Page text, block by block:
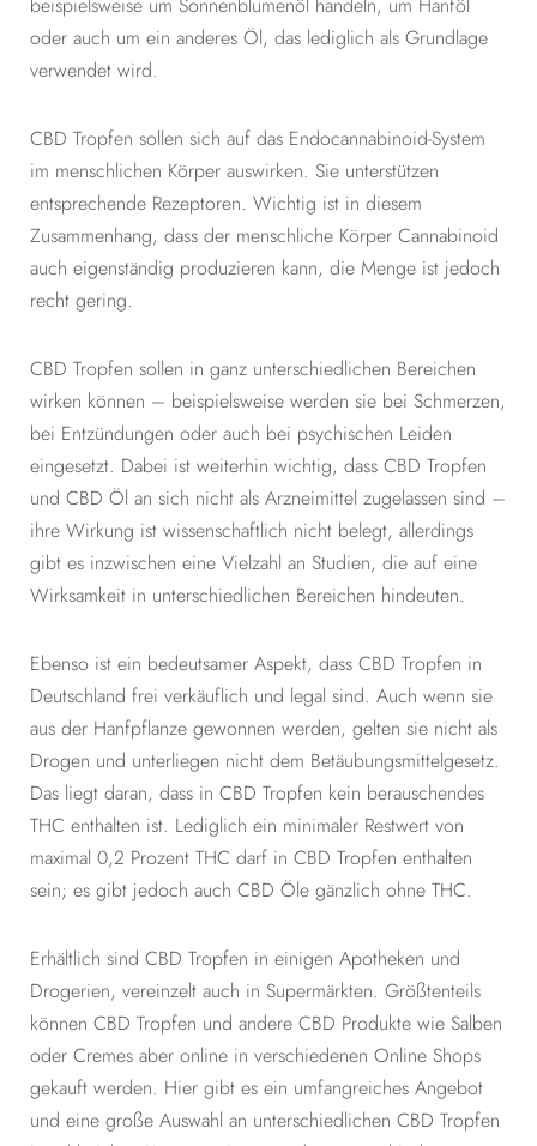
beispielsweise um Sonnenblumenöl handeln, um Hanföl
oder auch um ein anderes Öl, das lediglich als Grundlage
verwendet wird.
CBD Tropfen sollen sich auf das Endocannabinoid-System
im menschlichen Körper auswirken. Sie unterstützen
entsprechende Rezeptoren. Wichtig ist in diesem
Zusammenhang, dass der menschliche Körper Cannabinoid
auch eigenständig produzieren kann, die Menge ist jedoch
recht gering.
CBD Tropfen sollen in ganz unterschiedlichen Bereichen
wirken können – beispielsweise werden sie bei Schmerzen,
bei Entzündungen oder auch bei psychischen Leiden
eingesetzt. Dabei ist weiterhin wichtig, dass CBD Tropfen
und CBD Öl an sich nicht als Arzneimittel zugelassen sind –
ihre Wirkung ist wissenschaftlich nicht belegt, allerdings
gibt es inzwischen eine Vielzahl an Studien, die auf eine
Wirksamkeit in unterschiedlichen Bereichen hindeuten.
Ebenso ist ein bedeutsamer Aspekt, dass CBD Tropfen in
Deutschland frei verkäuflich und legal sind. Auch wenn sie
aus der Hanfpflanze gewonnen werden, gelten sie nicht als
Drogen und unterliegen nicht dem Betäubungsmittelgesetz.
Das liegt daran, dass in CBD Tropfen kein berauschendes
THC enthalten ist. Lediglich ein minimaler Restwert von
maximal 0,2 Prozent THC darf in CBD Tropfen enthalten
sein; es gibt jedoch auch CBD Öle gänzlich ohne THC.
Erhältlich sind CBD Tropfen in einigen Apotheken und
Drogerien, vereinzelt auch in Supermärkten. Größtenteils
können CBD Tropfen und andere CBD Produkte wie Salben
oder Cremes aber online in verschiedenen Online Shops
gekauft werden. Hier gibt es ein umfangreiches Angebot
und eine große Auswahl an unterschiedlichen CBD Tropfen